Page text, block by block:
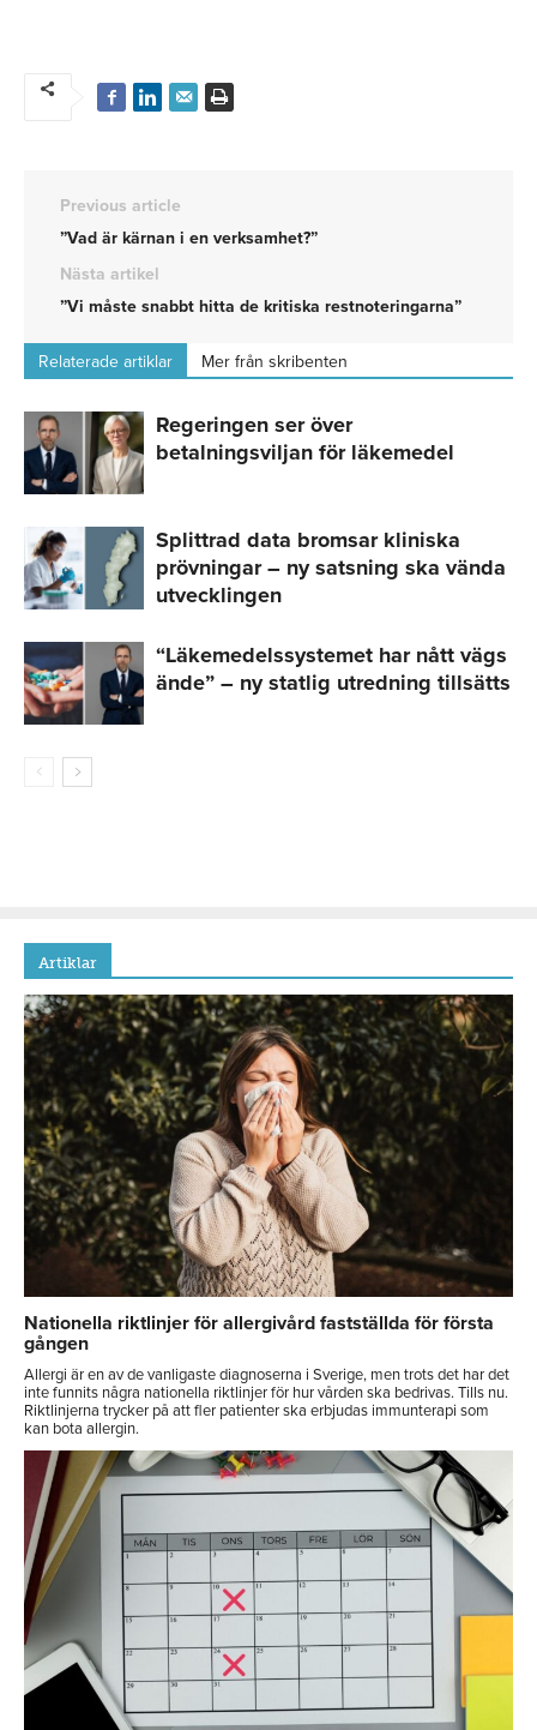
Previous article
”Vad är kärnan i en verksamhet?”
Nästa artikel
”Vi måste snabbt hitta de kritiska restnoteringarna”
Relaterade artiklar Mer från skribenten
Regeringen ser över
betalningsviljan för läkemedel
Splittrad data bromsar kliniska
prövningar – ny satsning ska vända
utvecklingen
“Läkemedelssystemet har nått vägs
ände” – ny statlig utredning tillsätts
Artiklar
Nationella riktlinjer för allergivård fastställda för första
gången
Allergi är en av de vanligaste diagnoserna i Sverige, men trots det har det
inte funnits några nationella riktlinjer för hur vården ska bedrivas. Tills nu.
Riktlinjerna trycker på att fler patienter ska erbjudas immunterapi som
kan bota allergin.